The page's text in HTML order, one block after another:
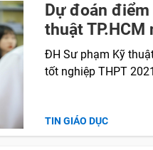
Dự đoán
thuật TP.HCM
ĐH Sư phạm Kỹ
tốt nghiệp THPT
TIN GIÁO DỤC